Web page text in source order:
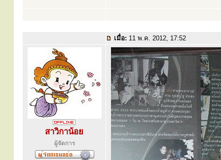
เมื่อ: 11 พ.ค. 2012, 17:52
สาวิกาน้อย
ผู้จัดการ